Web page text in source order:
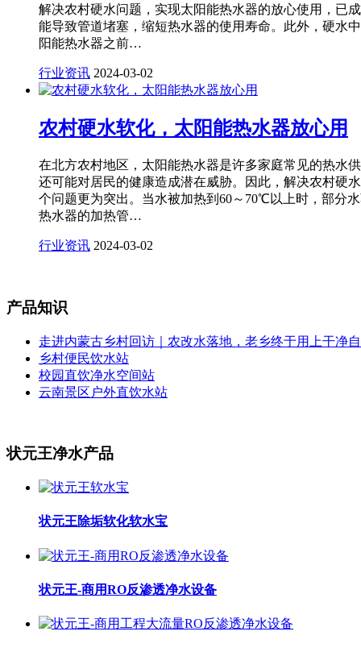
解决农村硬水问题，实现太阳能热水器的放心使用，已
能导致管道堵塞，缩短热水器的使用寿命。此外，硬水
阳能热水器之前…
行业资讯 2024-03-02
农村硬水软化，太阳能热水器放心用
在北方农村地区，太阳能热水器是许多家庭常见的热水
还可能对居民的健康造成潜在威胁。因此，解决农村硬
个问题更为突出。当水被加热到60～70℃以上时，部分
热水器的加热管…
行业资讯 2024-03-02
产品知识
走进内蒙古乡村回访｜农改水落地，老乡终于用上干净
乡村便民饮水站
校园直饮净水空间站
云南景区户外直饮水站
状元王净水产品
状元王除垢软化软水宝
状元王-商用RO反渗透净水设备